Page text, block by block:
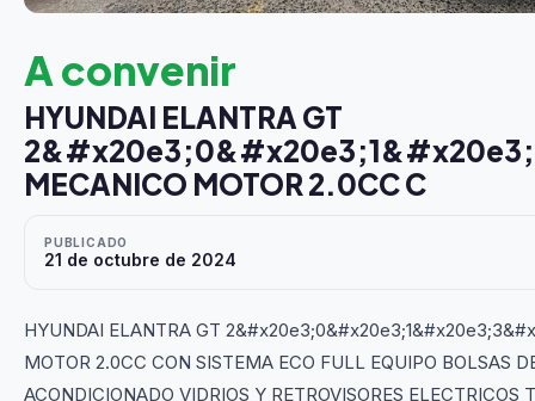
A convenir
HYUNDAI ELANTRA GT
MECANICO MOTOR 2.0CC C
PUBLICADO
21 de octubre de 2024
HYUNDAI ELANTRA GT
MOTOR 2.0CC CON SISTEMA ECO FULL EQUIPO BOLSAS
ACONDICIONADO VIDRIOS Y RETROVISORES ELECTRICOS